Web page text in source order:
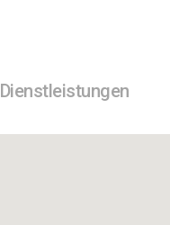
Dienstleistungen